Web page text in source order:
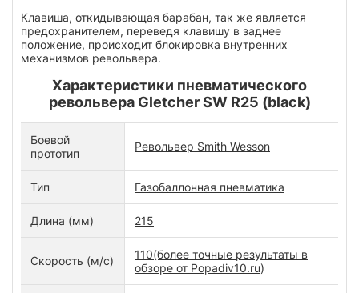
Клавиша, откидывающая барабан, так же является
предохранителем, переведя клавишу в заднее
положение, происходит блокировка внутренних
механизмов револьвера.
Характеристики пневматического
револьвера Gletcher SW R25 (black)
Боевой
прототип
Револьвер Smith Wesson
Тип Газобаллонная пневматика
Длина (мм) 215
Скорость (м/с)
110(более точные результаты в
обзоре от Popadiv10.ru)